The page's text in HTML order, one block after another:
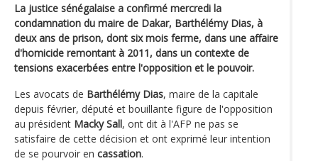
La justice sénégalaise a confirmé mercredi la
condamnation du maire de Dakar, Barthélémy Dias, à
deux ans de prison, dont six mois ferme, dans une affaire
d'homicide remontant à 2011, dans un contexte de
tensions exacerbées entre l'opposition et le pouvoir.
Les avocats de Barthélémy Dias, maire de la capitale
depuis février, député et bouillante figure de l'opposition
au président Macky Sall, ont dit à l'AFP ne pas se
satisfaire de cette décision et ont exprimé leur intention
de se pourvoir en cassation.